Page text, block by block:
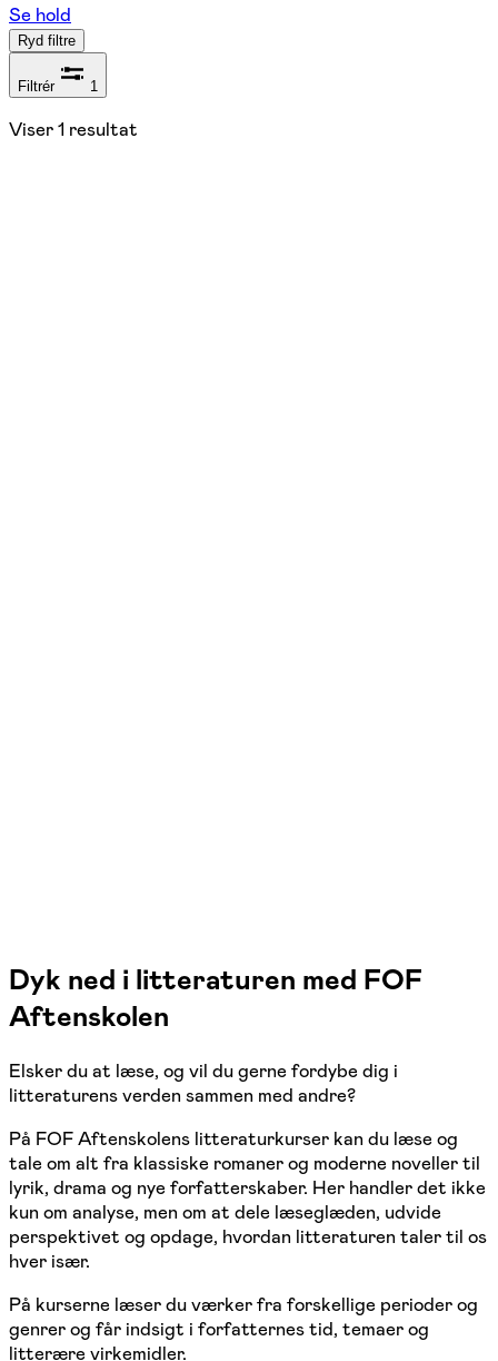
Se hold
Ryd filtre
Filtrér 1
Viser1 resultat
Dyk ned i litteraturen med FOF
Aftenskolen
Elsker du at læse, og vil du gerne fordybe dig i
litteraturens verden sammen med andre?
På FOF Aftenskolens litteraturkurser kan du læse og
tale om alt fra klassiske romaner og moderne noveller til
lyrik, drama og nye forfatterskaber. Her handler det ikke
kun om analyse, men om at dele læseglæden, udvide
perspektivet og opdage, hvordan litteraturen taler til os
hver især.
På kurserne læser du værker fra forskellige perioder og
genrer og får indsigt i forfatternes tid, temaer og
litterære virkemidler.